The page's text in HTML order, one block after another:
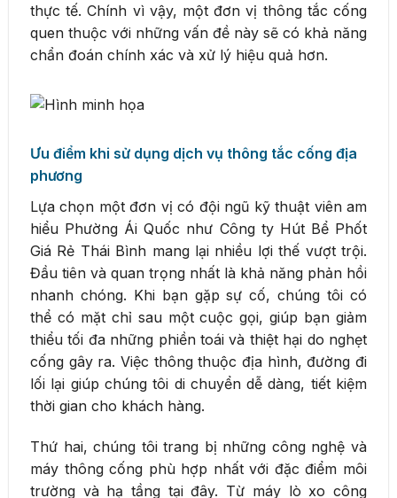
thực tế. Chính vì vậy, một đơn vị thông tắc cống
quen thuộc với những vấn đề này sẽ có khả năng
chẩn đoán chính xác và xử lý hiệu quả hơn.
Ưu điểm khi sử dụng dịch vụ thông tắc cống địa
phương
Lựa chọn một đơn vị có đội ngũ kỹ thuật viên am
hiểu Phường Ái Quốc như Công ty Hút Bể Phốt
Giá Rẻ Thái Bình mang lại nhiều lợi thế vượt trội.
Đầu tiên và quan trọng nhất là khả năng phản hồi
nhanh chóng. Khi bạn gặp sự cố, chúng tôi có
thể có mặt chỉ sau một cuộc gọi, giúp bạn giảm
thiểu tối đa những phiền toái và thiệt hại do nghẹt
cống gây ra. Việc thông thuộc địa hình, đường đi
lối lại giúp chúng tôi di chuyển dễ dàng, tiết kiệm
thời gian cho khách hàng.
Thứ hai, chúng tôi trang bị những công nghệ và
máy thông cống phù hợp nhất với đặc điểm môi
trường và hạ tầng tại đây. Từ máy lò xo công